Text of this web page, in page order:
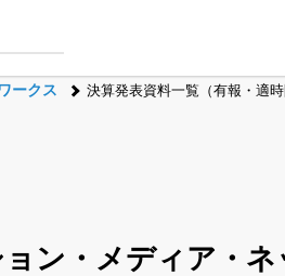
ークス 決算発表資料一覧（有報・適時
ョン・メディア・